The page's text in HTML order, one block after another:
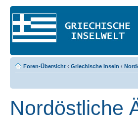
Foren-Übersicht ‹ Griechische Inseln ‹
Nordöstliche